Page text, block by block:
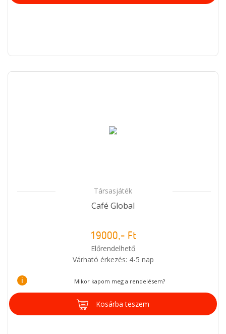
Társasjáték
Café Global
19000,- Ft
Előrendelhető
Várható érkezés: 4-5 nap
i Mikor kapom meg a rendelésem?
Kosárba teszem